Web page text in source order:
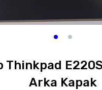
Thinkpad
Arka Kapak